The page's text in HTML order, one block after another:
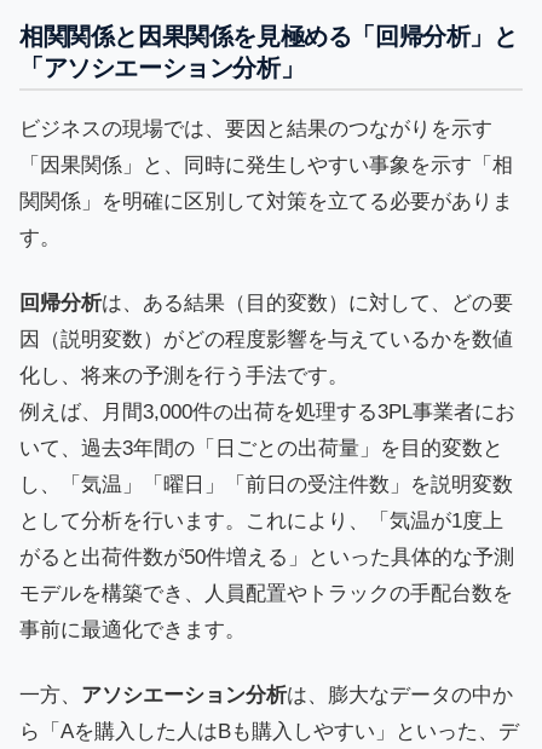
相関関係と因果関係を見極める「回帰分析」と
「アソシエーション分析」
ビジネスの現場では、要因と結果のつながりを示す
「因果関係」と、同時に発生しやすい事象を示す「相
関関係」を明確に区別して対策を立てる必要がありま
す。
回帰分析は、ある結果（目的変数）に対して、どの要
因（説明変数）がどの程度影響を与えているかを数値
化し、将来の予測を行う手法です。
例えば、月間3,000件の出荷を処理する3PL事業者にお
いて、過去3年間の「日ごとの出荷量」を目的変数と
し、「気温」「曜日」「前日の受注件数」を説明変数
として分析を行います。これにより、「気温が1度上
がると出荷件数が50件増える」といった具体的な予測
モデルを構築でき、人員配置やトラックの手配台数を
事前に最適化できます。
一方、 アソシエーション分析は、膨大なデータの中か
ら「Aを購入した人はBも購入しやすい」といった、デ